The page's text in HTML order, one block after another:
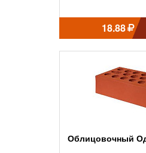
18.88
Облицовочный